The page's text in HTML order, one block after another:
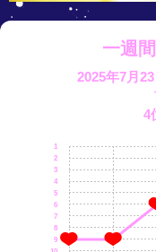
一週
2025年7月
4
9
8
7
6
5
4
3
2
1